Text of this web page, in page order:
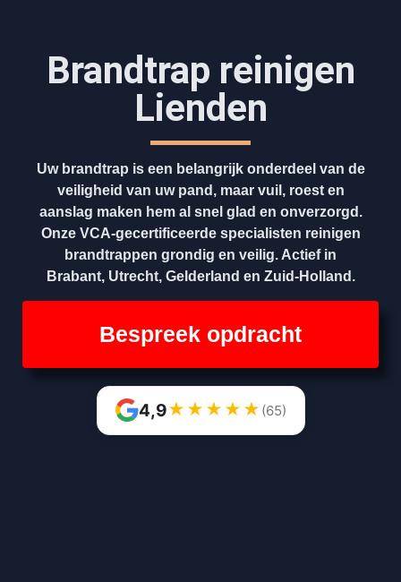
Brandtrap reinigen
Lienden
Uw brandtrap is een belangrijk onderdeel van de
veiligheid van uw pand, maar vuil, roest en
aanslag maken hem al snel glad en onverzorgd.
Onze VCA-gecertificeerde specialisten reinigen
brandtrappen grondig en veilig. Actief in
Brabant, Utrecht, Gelderland en Zuid-Holland.
Bespreek opdracht
4,9★ ★ ★ ★ ★ (65)